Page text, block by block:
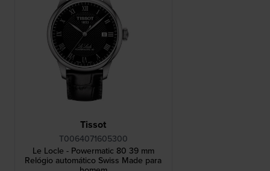
Tissot
T0064071605300
Le Locle - Powermatic 80 39 mm
Relógio automático Swiss Made para